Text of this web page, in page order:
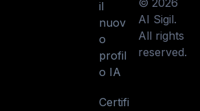
il
nuov
o
profil
o IA
Certifi
© 2026
AI Sigil.
All rights
reserved.